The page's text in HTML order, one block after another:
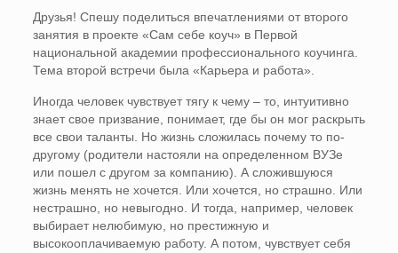
Друзья! Спешу поделиться впечатлениями от второго
занятия в проекте «Сам себе коуч» в Первой
национальной академии профессионального коучинга.
Тема второй встречи была «Карьера и работа».
Иногда человек чувствует тягу к чему – то, интуитивно
знает свое призвание, понимает, где бы он мог раскрыть
все свои таланты. Но жизнь сложилась почему то по-
другому (родители настояли на определенном ВУЗе
или пошел с другом за компанию). А сложившуюся
жизнь менять не хочется. Или хочется, но страшно. Или
нестрашно, но невыгодно. И тогда, например, человек
выбирает нелюбимую, но престижную и
высокооплачиваемую работу. А потом, чувствует себя